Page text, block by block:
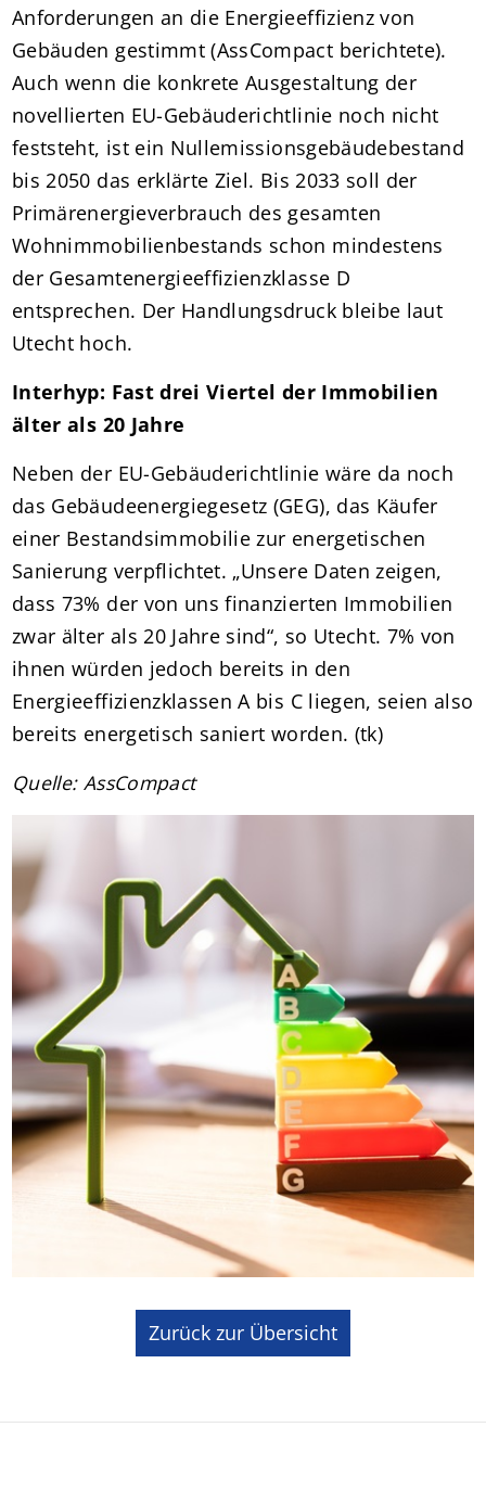
Anforderungen an die Energieeffizienz von
Gebäuden gestimmt (AssCompact berichtete).
Auch wenn die konkrete Ausgestaltung der
novellierten EU-Gebäuderichtlinie noch nicht
feststeht, ist ein Nullemissionsgebäudebestand
bis 2050 das erklärte Ziel. Bis 2033 soll der
Primärenergieverbrauch des gesamten
Wohnimmobilienbestands schon mindestens
der Gesamtenergieeffizienzklasse D
entsprechen. Der Handlungsdruck bleibe laut
Utecht hoch.
Interhyp: Fast drei Viertel der Immobilien
älter als 20 Jahre
Neben der EU-Gebäuderichtlinie wäre da noch
das Gebäudeenergiegesetz (GEG), das Käufer
einer Bestandsimmobilie zur energetischen
Sanierung verpflichtet. „Unsere Daten zeigen,
dass 73% der von uns finanzierten Immobilien
zwar älter als 20 Jahre sind“, so Utecht. 7% von
ihnen würden jedoch bereits in den
Energieeffizienzklassen A bis C liegen, seien also
bereits energetisch saniert worden. (tk)
Quelle: AssCompact
Zurück zur Übersicht